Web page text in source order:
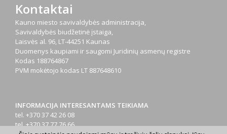
Kontaktai
Kauno miesto savivaldybės administracija,
Savivaldybės biudžetinė įstaiga,
Laisvės al. 96, LT-44251 Kaunas
Duomenys kaupiami ir saugomi Juridinių asmenų registre
Kodas 188764867
PVM mokėtojo kodas LT 887648610
INFORMACIJA INTERESANTAMS TEIKIAMA
tel. +370 37 42 26 08
tel. +370 37 77 76 66